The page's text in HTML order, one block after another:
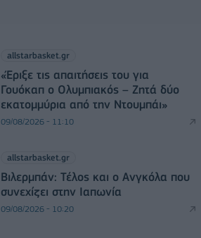
allstarbasket.gr
«Έριξε τις απαιτήσεις του για
Γουόκαπ ο Ολυμπιακός – Ζητά δύο
εκατομμύρια από την Ντουμπάι»
09/08/2026 - 11:10
allstarbasket.gr
Βιλερμπάν: Τέλος και ο Ανγκόλα που
συνεχίζει στην Ιαπωνία
09/08/2026 - 10:20